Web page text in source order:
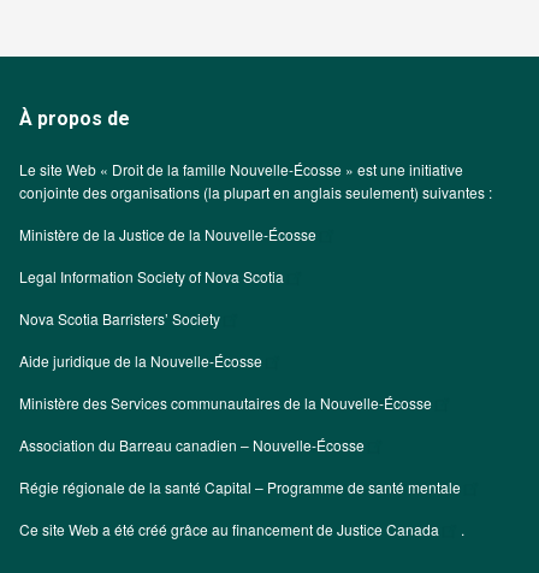
À propos de
Le site Web « Droit de la famille Nouvelle-Écosse » est une initiative
conjointe des organisations (la plupart en anglais seulement) suivantes :
Ministère de la Justice de la Nouvelle-Écosse
Legal Information Society of Nova Scotia
Nova Scotia Barristers’ Society
Aide juridique de la Nouvelle-Écosse
Ministère des Services communautaires de la Nouvelle-Écosse
Association du Barreau canadien – Nouvelle-Écosse
Régie régionale de la santé Capital – Programme de santé mentale
Ce site Web a été créé grâce au financement deJustice Canada .